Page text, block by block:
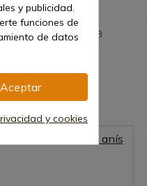
de jardín N°08
€
y publicidad.
funciones de
de datos
Aceptar
y cookies